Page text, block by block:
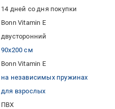
14 дней со дня покупки
Bonn Vitamin E
двусторонний
90x200 см
Bonn Vitamin E
на независимых пружинах
для взрослых
ПВХ